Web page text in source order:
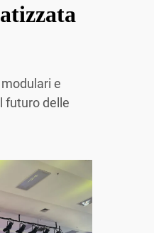
e
futuro delle